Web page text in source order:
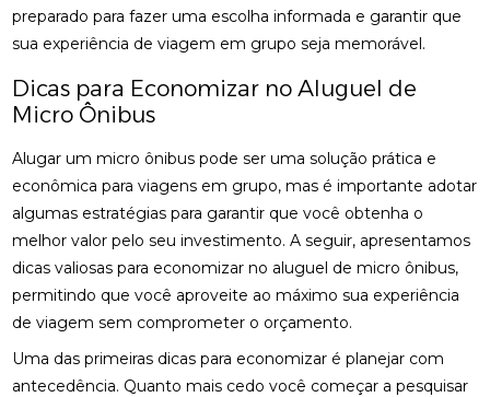
preparado para fazer uma escolha informada e garantir que
sua experiência de viagem em grupo seja memorável.
Dicas para Economizar no Aluguel de
Micro Ônibus
Alugar um micro ônibus pode ser uma solução prática e
econômica para viagens em grupo, mas é importante adotar
algumas estratégias para garantir que você obtenha o
melhor valor pelo seu investimento. A seguir, apresentamos
dicas valiosas para economizar no aluguel de micro ônibus,
permitindo que você aproveite ao máximo sua experiência
de viagem sem comprometer o orçamento.
Uma das primeiras dicas para economizar é planejar com
antecedência. Quanto mais cedo você começar a pesquisar